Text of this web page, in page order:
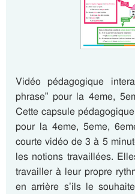
Vidéo pédagogique
phrase” pour la 4eme,
Cette capsule
pour la 4eme, 5eme,
courte vidéo de 3 à 5
les notions travaillées.
travailler à leur propre
en arrière s’ils le